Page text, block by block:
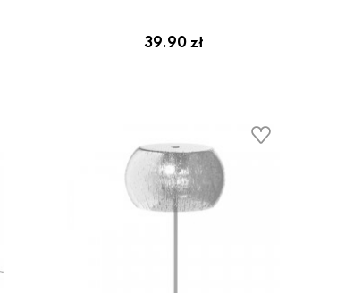
39.90 zł